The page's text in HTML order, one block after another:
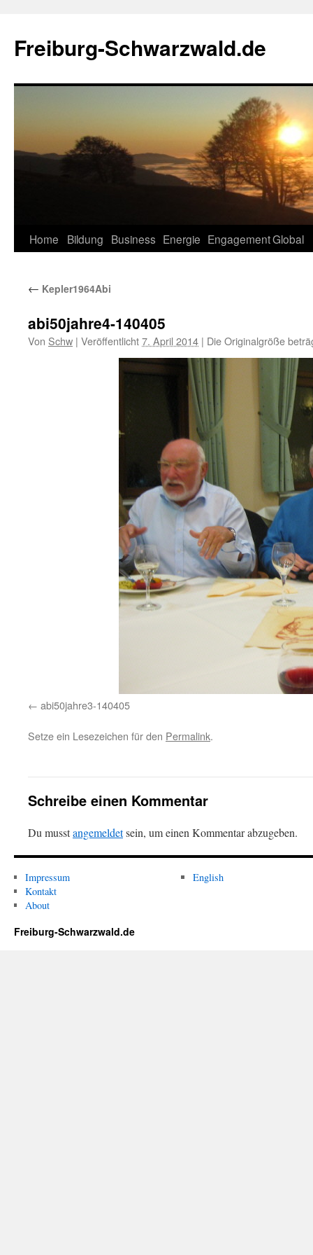
springen
Freiburg-Schwarzwald.de
Home Bildung Business Energie EngagementGlobal
← Kepler1964Abi
abi50jahre4-140405
Von Schw | Veröffentlicht7. April 2014 | Die Originalgröße
abi50jahre3-140405
Setze ein Lesezeichen für den Permalink.
Schreibe einen Kommentar
Du musstangemeldetsein, um einen Kommentar abzugeben.
Impressum
Kontakt
About
English
Freiburg-Schwarzwald.de